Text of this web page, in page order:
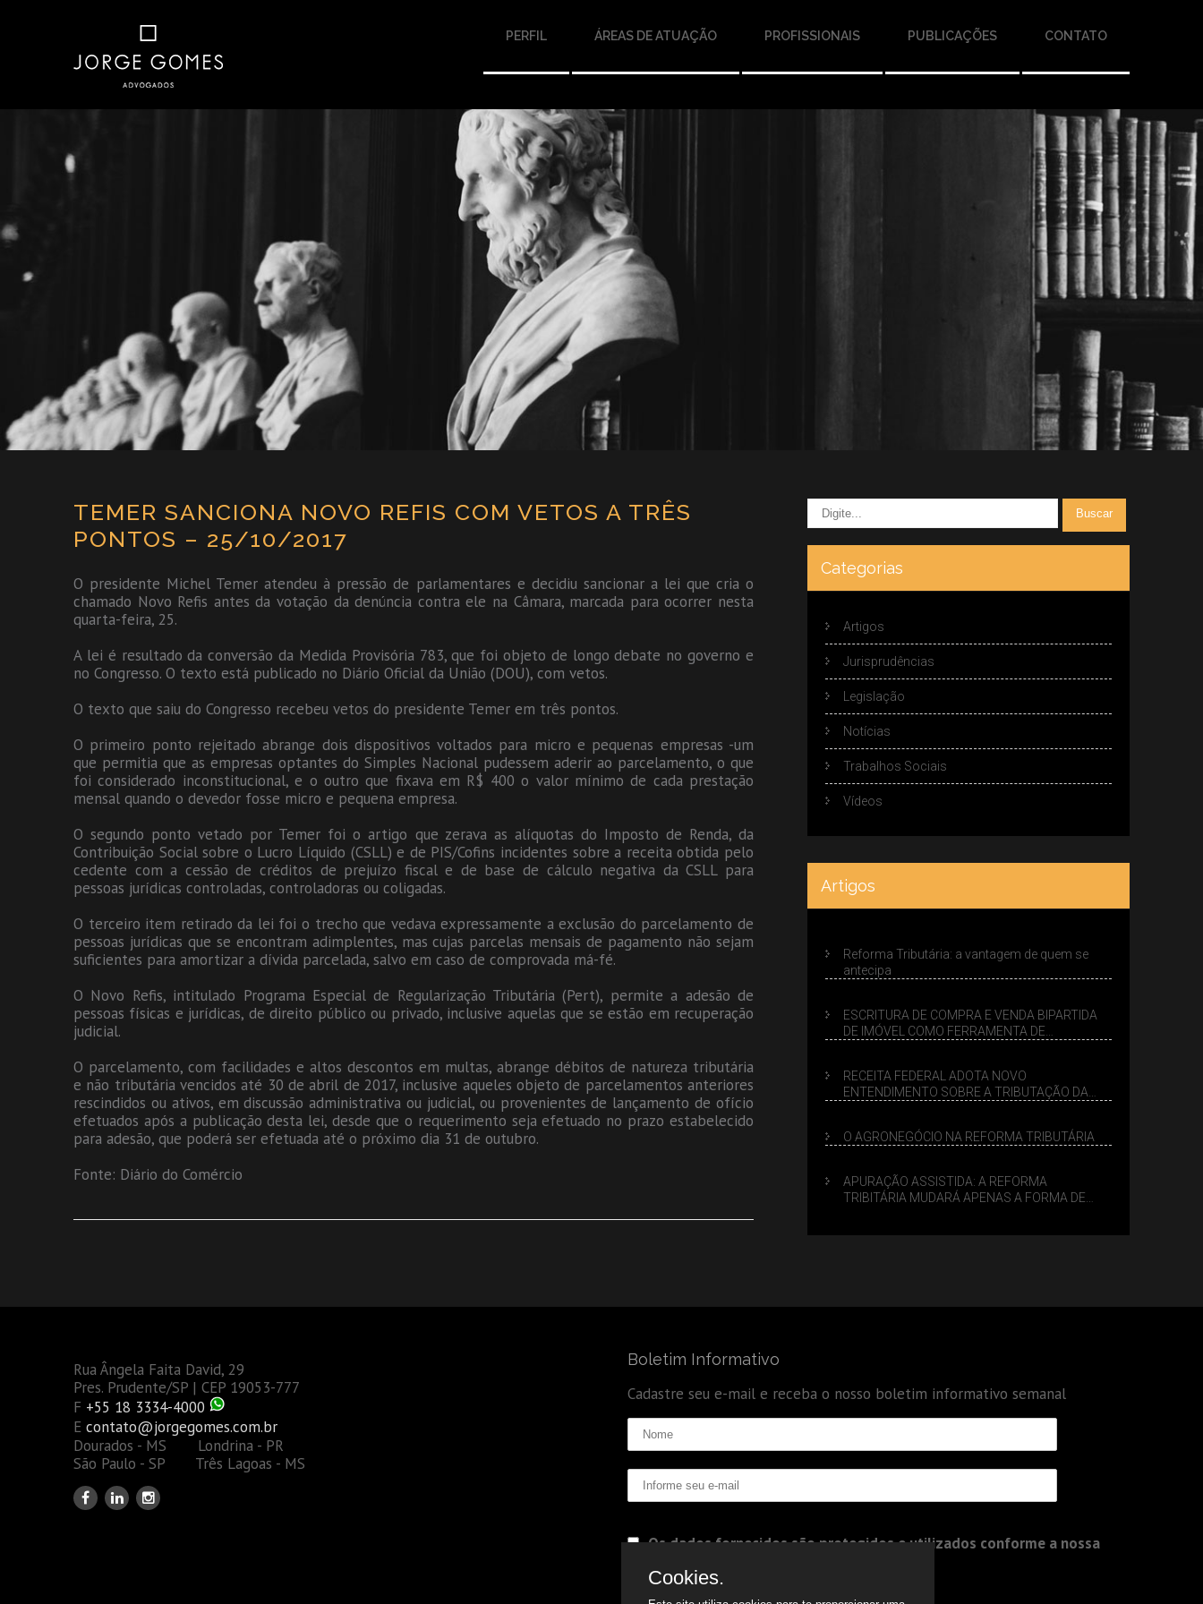
PERFIL ÁREAS DE ATUAÇÃO PROFISSIONAIS PUBLICAÇÕES CONTATO
TEMER SANCIONA NOVO REFIS COM VETOS A TRÊS
PONTOS – 25/10/2017
O presidente Michel Temer atendeu à pressão de parlamentares e decidiu sancionar a lei que cria o
chamado Novo Refis antes da votação da denúncia contra ele na Câmara, marcada para ocorrer nesta
quarta-feira, 25.
A lei é resultado da conversão da Medida Provisória 783, que foi objeto de longo debate no governo e
no Congresso. O texto está publicado no Diário Oficial da União (DOU), com vetos.
O texto que saiu do Congresso recebeu vetos do presidente Temer em três pontos.
O primeiro ponto rejeitado abrange dois dispositivos voltados para micro e pequenas empresas -um
que permitia que as empresas optantes do Simples Nacional pudessem aderir ao parcelamento, o que
foi considerado inconstitucional, e o outro que fixava em R$ 400 o valor mínimo de cada prestação
mensal quando o devedor fosse micro e pequena empresa.
O segundo ponto vetado por Temer foi o artigo que zerava as alíquotas do Imposto de Renda, da
Contribuição Social sobre o Lucro Líquido (CSLL) e de PIS/Cofins incidentes sobre a receita obtida pelo
cedente com a cessão de créditos de prejuízo fiscal e de base de cálculo negativa da CSLL para
pessoas jurídicas controladas, controladoras ou coligadas.
O terceiro item retirado da lei foi o trecho que vedava expressamente a exclusão do parcelamento de
pessoas jurídicas que se encontram adimplentes, mas cujas parcelas mensais de pagamento não sejam
suficientes para amortizar a dívida parcelada, salvo em caso de comprovada má-fé.
O Novo Refis, intitulado Programa Especial de Regularização Tributária (Pert), permite a adesão de
pessoas físicas e jurídicas, de direito público ou privado, inclusive aquelas que se estão em recuperação
judicial.
O parcelamento, com facilidades e altos descontos em multas, abrange débitos de natureza tributária
e não tributária vencidos até 30 de abril de 2017, inclusive aqueles objeto de parcelamentos anteriores
rescindidos ou ativos, em discussão administrativa ou judicial, ou provenientes de lançamento de ofício
efetuados após a publicação desta lei, desde que o requerimento seja efetuado no prazo estabelecido
para adesão, que poderá ser efetuada até o próximo dia 31 de outubro.
Fonte: Diário do Comércio
Categorias
Artigos
Jurisprudências
Legislação
Notícias
Trabalhos Sociais
Vídeos
Artigos
Reforma Tributária: a vantagem de quem se
antecipa
ESCRITURA DE COMPRA E VENDA BIPARTIDA
DE IMÓVEL COMO FERRAMENTA DE
RECEITA FEDERAL ADOTA NOVO
ENTENDIMENTO SOBRE A TRIBUTAÇÃO DA
O AGRONEGÓCIO NA REFORMA TRIBUTÁRIA
APURAÇÃO ASSISTIDA: A REFORMA
TRIBITÁRIA MUDARÁ APENAS A FORMA DE
Rua Ângela Faita David, 29
Pres. Prudente/SP | CEP 19053-777
F +55 18 3334-4000
E contato@jorgegomes.com.br
Dourados - MS Londrina - PR
São Paulo - SP Três Lagoas - MS
Boletim Informativo
Cadastre seu e-mail e receba o nosso boletim informativo semanal
Os dados fornecidos são protegidos e utilizados conforme a nossa
Cookies.